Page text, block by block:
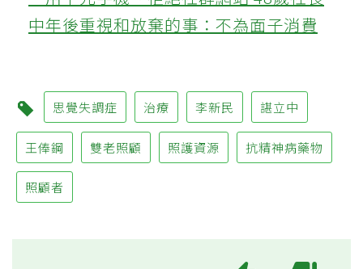
中年後重視和放棄的事：不為面子消費
思覺失調症 治療 李新民 諶立中
王俸鋼 雙老照顧 照護資源 抗精神病藥物
照顧者